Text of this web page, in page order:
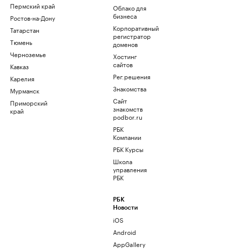
Пермский край
Ростов-на-Дону
Татарстан
Тюмень
Черноземье
Кавказ
Карелия
Мурманск
Приморский
край
Облако для
бизнеса
Корпоративный
регистратор
доменов
Хостинг
сайтов
Рег.решения
Знакомства
Сайт
знакомств
podbor.ru
РБК
Компании
РБК Курсы
Школа
управления
РБК
РБК
Новости
iOS
Android
AppGallery